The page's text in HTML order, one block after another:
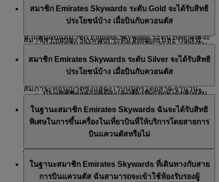
เมื่อเดินทางด้วยวิธีการคำนวณตามจำนวนชิ้นบนเที่ยวบิน
สมาชิก Emirates Skywards ระดับ Platinum และ Gold มี
23 กก. ต่อชิ้น ในชั้นประหยัดและชั้นประหยัดพรีเมียม และ
32 กก. ต่อชิ้น ในชั้นธุรกิจและชั้นหนึ่ง เพิ่มเติมจากน้ำหนัก
สัมภาระที่อนุญาตซึ่งแสดงไว้บนบัตรโดยสาร จำนวน
โดยสารจะต้องไม่เกิน 3 ชิ้น
หากการเดินทางของคุณเริ่มต้นที่สหรัฐอเมริกา หรือจาก
ที่กำหนดไว้สำหรับเส้นทางนี้
สิทธิ์ในน้ำหนักสัมภาระที่อนุญาตฟรีเพิ่มเติมจาก Emirates
หรือบัตร Economy Flex Plus ซึ่งสามารถเลือกที่นั่งปกติและ
ที่นั่งที่ต้องการล่วงหน้าได้ฟรี
หากคุณเป็นสมาชิก Emirates Skywards ระดับ Blue คุณจะ
ออนไลน์ เว้นแต่คุณจะซื้อบัตรโดยสาร Economy Flex และ
Flex+ ซึ่งในกรณีนั้นคุณสามารถจองที่นั่งปกติล่วงหน้าได้
เที่ยวบินที่ควอนตัสดำเนินการ จะมีสิทธิ์เข้าใช้
น้ำหนักสัมภาระที่อนุญาตเพิ่มเติม 20 กก. (สำหรับ
เส้นทางที่คิดตามน้ำหนักเท่านั้น)
ห้องรับรองผู้โดยสารชั้นหนึ่งของควอนตัส (ถ้ามี)
ประเทศของควอนตัส และห้องรับรองผู้โดยสารใน
ประเทศของควอนตัส
สิทธิพิเศษในการขึ้นเครื่อง
สิทธิ์การนำส่งสัมภาระก่อน
สมาชิก Emirates Skywards ระดับ Gold จะได้รับสิทธิ
ประโยชน์บ้าง เมื่อบินกับควอนตัส
บินที่ให้บริการโดยสายการบินแควนตัส จะมีสิทธิ์เข้าใช้:
น้ำหนักสัมภาระที่อนุญาตเพิ่มเติม 16 กก. (สำหรับ
เส้นทางที่คิดตามน้ำหนักเท่านั้น)
ห้องรับรองผู้โดยสารชั้นธุรกิจต่างประเทศของควอน
ตัส และห้องรับรองผู้โดยสารในประเทศของคลับค
สิทธิ์การนำส่งสัมภาระก่อน
สมาชิก Emirates Skywards ระดับ Silver จะได้รับสิทธิ
ประโยชน์บ้าง เมื่อบินกับควอนตัส
บินที่ให้บริการโดยสายการบินแควนตัส จะมีสิทธิ์เข้าใช้:
การเช็คอินสำหรับชั้นประหยัดพรีเมียม (ถ้ามี)
ในฐานะสมาชิก Emirates Skywards ฉันจะได้รับสิทธิ
พิเศษในการขึ้นเครื่องในเที่ยวบินที่ให้บริการโดยสายการ
บินแควนตัสหรือไม่
สมาชิก Emirates Skywards ระดับ Platinum และ Gold
ในฐานะสมาชิก Emirates Skywards ที่เดินทางกับสาย
การบินแควนตัส ฉันสามารถจะเข้าใช้ห้องรับรองผู้